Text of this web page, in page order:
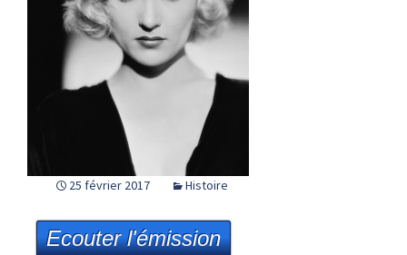
25 février 2017 Histoire
Ecouter l'émission